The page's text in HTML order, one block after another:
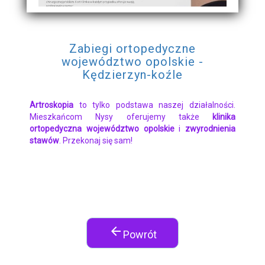
Zabiegi ortopedyczne
województwo opolskie -
Kędzierzyn-koźle
Artroskopia to tylko podstawa naszej działalności.
Mieszkańcom Nysy oferujemy także
klinika
ortopedyczna województwo opolskiei zwyrodnienia
stawów . Przekonaj się sam!
arrow_back Powrót